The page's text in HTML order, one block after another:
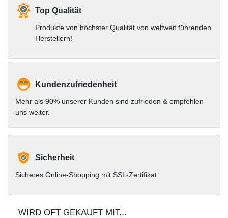
Top Qualität
Produkte von höchster Qualität von weltweit führenden
Herstellern!
Kundenzufriedenheit
Mehr als 90% unserer Kunden sind zufrieden & empfehlen
uns weiter.
Sicherheit
Sicheres Online-Shopping mit SSL-Zertifikat.
WIRD OFT GEKAUFT MIT...